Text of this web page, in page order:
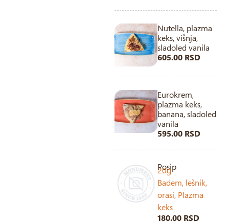
Nutella, plazma
keks, višnja,
sladoled vanila
605.00 RSD
Eurokrem,
plazma keks,
banana, sladoled
vanila
595.00 RSD
Posip
20g
Badem, lešnik,
orasi, Plazma
keks
180.00 RSD